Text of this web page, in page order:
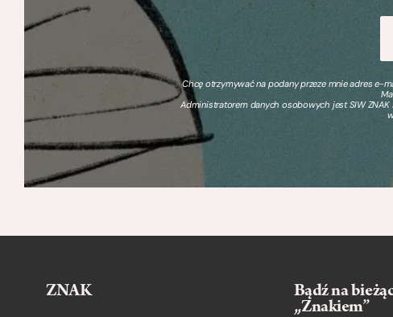
Chcę otrzymywać na podany przeze mnie adres e-
Administratorem danych osobowych jest SIW ZNAK
ZNAK
Bądź na
„Znakiem”